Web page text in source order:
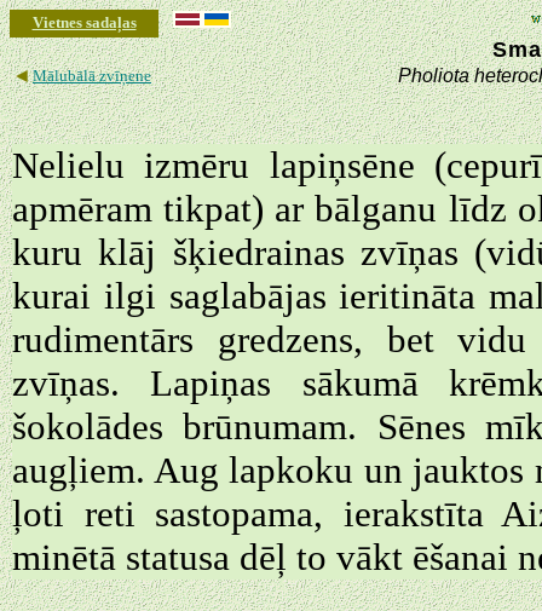
Vietnes sadaļas
◄Mālubālā zvīņene Pholiota
Nelielu izmēru lapiņsēne
apmēram tikpat) ar bālganu līdz
kuru klāj šķiedrainas zvīņas
kurai ilgi saglabājas ieritināta
rudimentārs gredzens, bet
zvīņas. Lapiņas sākumā
šokolādes brūnumam. Sēnes
augļiem. Aug lapkoku un jauktos
ļoti reti sastopama, ierakstīta
minētā statusa dēļ to vākt ēšanai